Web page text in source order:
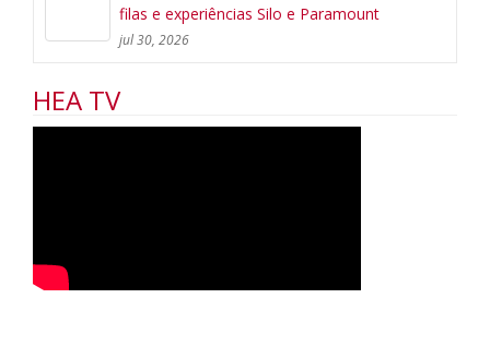
filas e experiências Silo e Paramount
jul 30, 2026
HEA TV